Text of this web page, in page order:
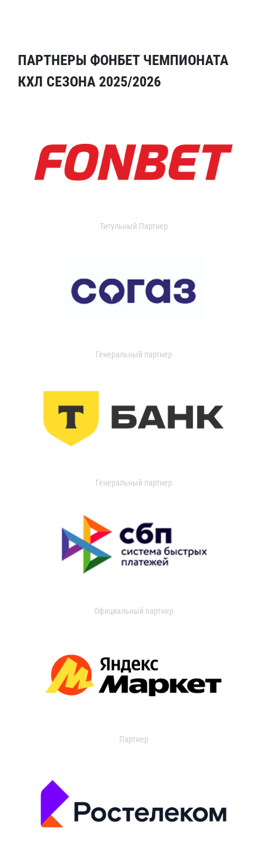
ПАРТНЕРЫ ФОНБЕТ ЧЕМПИОНАТА
КХЛ СЕЗОНА 2025/2026
Титульный Партнер
Генеральный партнер
Генеральный партнер
Официальный партнер
Партнер